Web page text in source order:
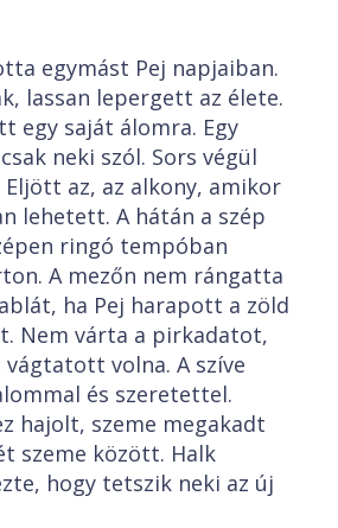
egymást Pej napjaiban.
lassan lepergett az élete.
egy saját álomra. Egy
neki szól. Sors végül
az, az alkony, amikor
lehetett. A hátán a szép
ringó tempóban
A mezőn nem rángatta
ha Pej harapott a zöld
Nem várta a pirkadatot,
volna. A szíve
és szeretettel.
hajolt, szeme megakadt
szeme között. Halk
hogy tetszik neki az új